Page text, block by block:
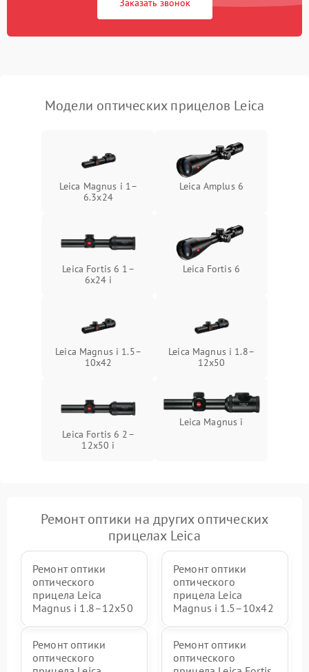
защиты от перегрева
Заказать звонок
Модели оптических прицелов Leica
Leica Magnus i 1–
6.3x24
Leica Amplus 6
Leica Fortis 6 1–
6x24 i
Leica Fortis 6
Leica Magnus i 1.5–
10x42
Leica Magnus i 1.8–
12x50
Leica Fortis 6 2–
12x50 i
Leica Magnus i
Ремонт оптики на других оптических
прицелах Leica
Ремонт оптики
оптического
прицела Leica
Magnus i 1.8–12x50
Ремонт оптики
оптического
прицела Leica
Magnus i 1.5–10x42
Ремонт оптики
оптического
Ремонт оптики
оптического